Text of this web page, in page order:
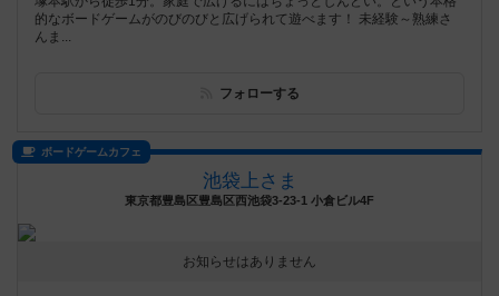
的なボードゲームがのびのびと広げられて遊べます！ 未経験～熟練さ
んま...
フォローする
ボードゲームカフェ
池袋上さま
東京都豊島区豊島区西池袋3-23-1 小倉ビル4F
お知らせはありません